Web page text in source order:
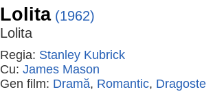
Lolita (1962)
Lolita
Regia: Stanley Kubrick
Cu: James Mason
Gen film: Dramă, Romantic, Dragoste